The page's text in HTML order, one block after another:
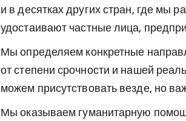
и в десятках других стран, где мы
удостаивают частные лица,
Мы определяем конкретные
от степени срочности и нашей
можем присутствовать везде, но
Мы оказываем гуманитарную